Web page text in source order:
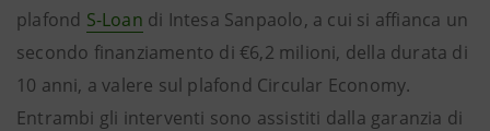
plafond S-Loan di Intesa Sanpaolo, a cui si affianca un
secondo finanziamento di €6,2 milioni, della durata di
10 anni, a valere sul plafond Circular Economy.
Entrambi gli interventi sono assistiti dalla garanzia di